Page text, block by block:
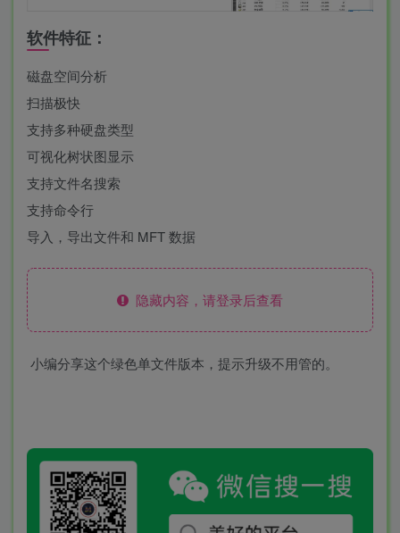
软件特征：
磁盘空间分析
扫描极快
支持多种硬盘类型
可视化树状图显示
支持文件名搜索
支持命令行
导入，导出文件和 MFT 数据
隐藏内容，请登录后查看
小编分享这个绿色单文件版本，提示升级不用管的。